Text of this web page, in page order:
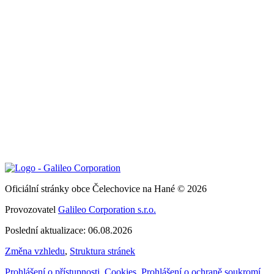
Oficiální stránky obce Čelechovice na Hané © 2026
Provozovatel Galileo Corporation s.r.o.
Poslední aktualizace: 06.08.2026
Změna vzhledu, Struktura stránek